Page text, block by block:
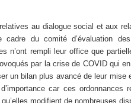
au dialogue social et aux
du comité d’évaluation
n’ont rempli leur office que
par la crise de COVID qui en
un bilan plus avancé de leur mise
car ces ordonnances
modifient de nombreuses